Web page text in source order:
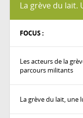
La grève du lait.
FOCUS :
Les acteurs de la
parcours militants
La grève du lait, une